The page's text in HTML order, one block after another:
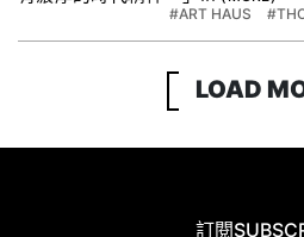
#ART HAUS
LOAD
訂閱